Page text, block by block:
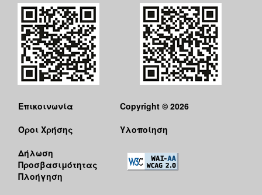
Επικοινωνία
Όροι Χρήσης
Δήλωση
Προσβασιμότητας
Πλοήγηση
Copyright © 2026
Υλοποίηση